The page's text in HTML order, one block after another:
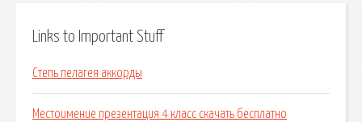
Links to Important Stuff
Степь пелагея аккорды
Местоимение презентация 4 класс скачать бесплатно